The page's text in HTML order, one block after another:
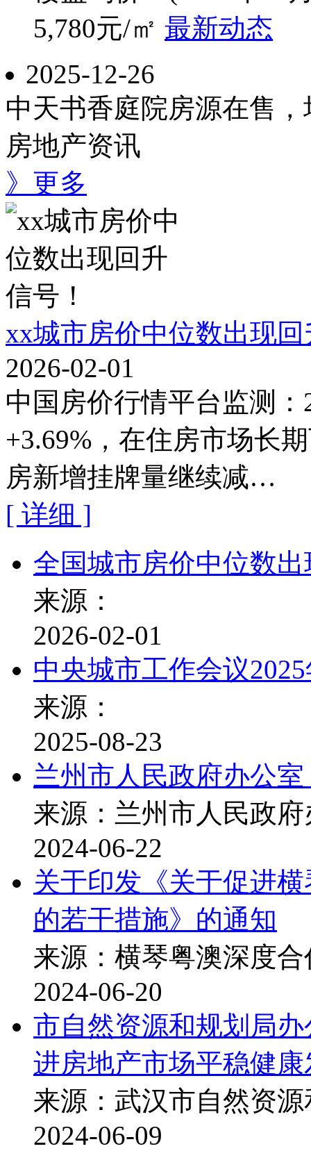
5,780元/㎡ 最新动态
2025-12-26
中天书香庭院房源在售
房地产资讯
》更多
xx城市房价中位数出现
2026-02-01
中国房价行情平台监测
+3.69%，在住房市场长
房新增挂牌量继续减…
[ 详细 ]
全国城市房价中位数
来源：
2026-02-01
中央城市工作会议
来源：
2025-08-23
兰州市人民政府办公
来源：兰州市人民政
2024-06-22
关于印发《关于促进
的若干措施》的通知
来源：横琴粤澳深度
2024-06-20
市自然资源和规划局
进房地产市场平稳健
来源：武汉市自然资
2024-06-09